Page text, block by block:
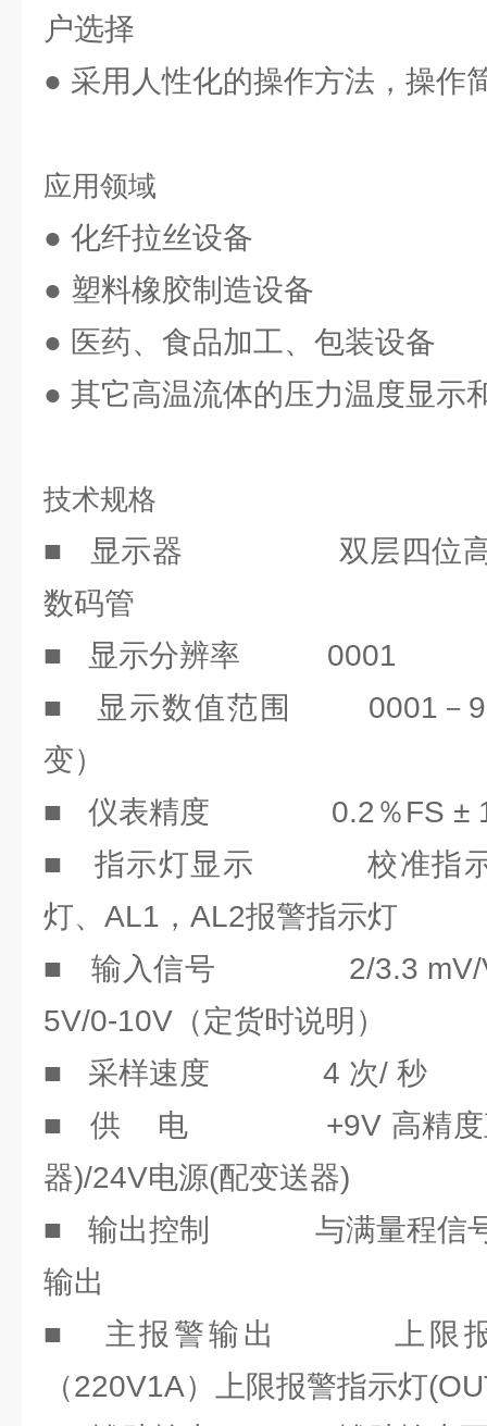
户选择
● 采用人性化的操作方法，操作
应用领域
● 化纤拉丝设备
● 塑料橡胶制造设备
● 医药、食品加工、包装设备
● 其它高温流体的压力温度显示
技术规格
■ 显示器 双层四位高亮
数码管
■ 显示分辨率 0001
■ 显示数值范围 0001－
变）
■ 仪表精度 0.2％FS ±
■ 指示灯显示 校准指示灯
灯、AL1，AL2报警指示灯
■ 输入信号 2/3.3 mV/V
5V/0-10V（定货时说明）
■ 采样速度 4 次/ 秒
■ 供 电 +9V 高精度直流
器)/24V电源(配变送器)
■ 输出控制 与满量程信号
输出
■ 主报警输出 上限报
（220V1A）上限报警指示灯